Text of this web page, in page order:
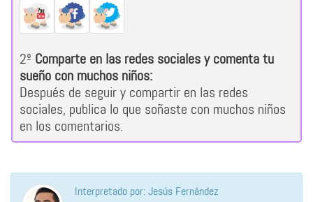
2º Comparte en las redes sociales y comenta tu
sueño con muchos niños:
Después de seguir y compartir en las redes
sociales, publica lo que soñaste con muchos niños
en los comentarios.
Interpretado por: Jesús Fernández